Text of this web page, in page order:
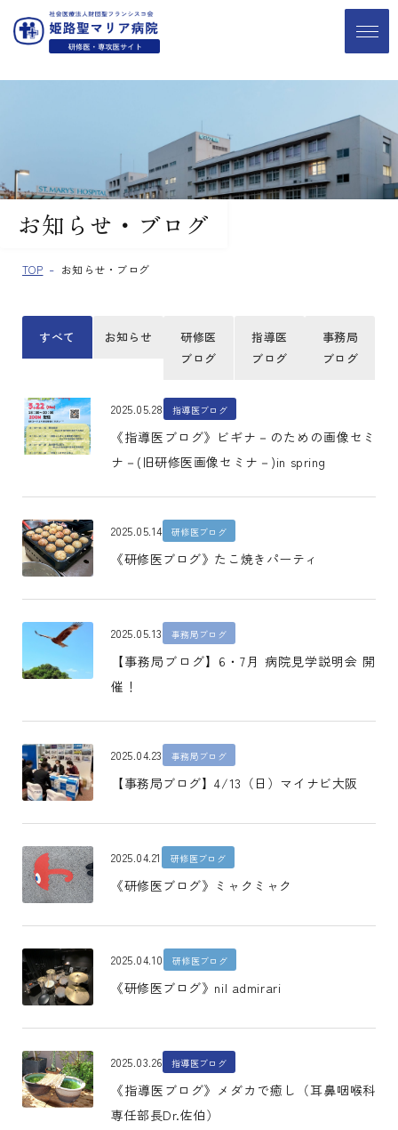
お知らせ・ブログ
TOP お知らせ・ブログ
すべて お知らせ
研修医
ブログ
指導医
ブログ
事務局
ブログ
2025.05.28 指導医ブログ
《指導医ブログ》ビギナ－のための画像セミ
ナ－(旧研修医画像セミナ－)in spring
2025.05.14 研修医ブログ
《研修医ブログ》たこ焼きパーティ
2025.05.13 事務局ブログ
【事務局ブログ】6・7月 病院見学説明会 開
催！
2025.04.23 事務局ブログ
【事務局ブログ】4/13（日）マイナビ大阪
2025.04.21 研修医ブログ
《研修医ブログ》ミャクミャク
2025.04.10 研修医ブログ
《研修医ブログ》nil admirari
2025.03.26 指導医ブログ
《指導医ブログ》メダカで癒し（耳鼻咽喉科
専任部長Dr.佐伯）